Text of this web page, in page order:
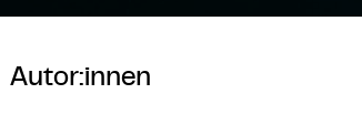
Autor:innen